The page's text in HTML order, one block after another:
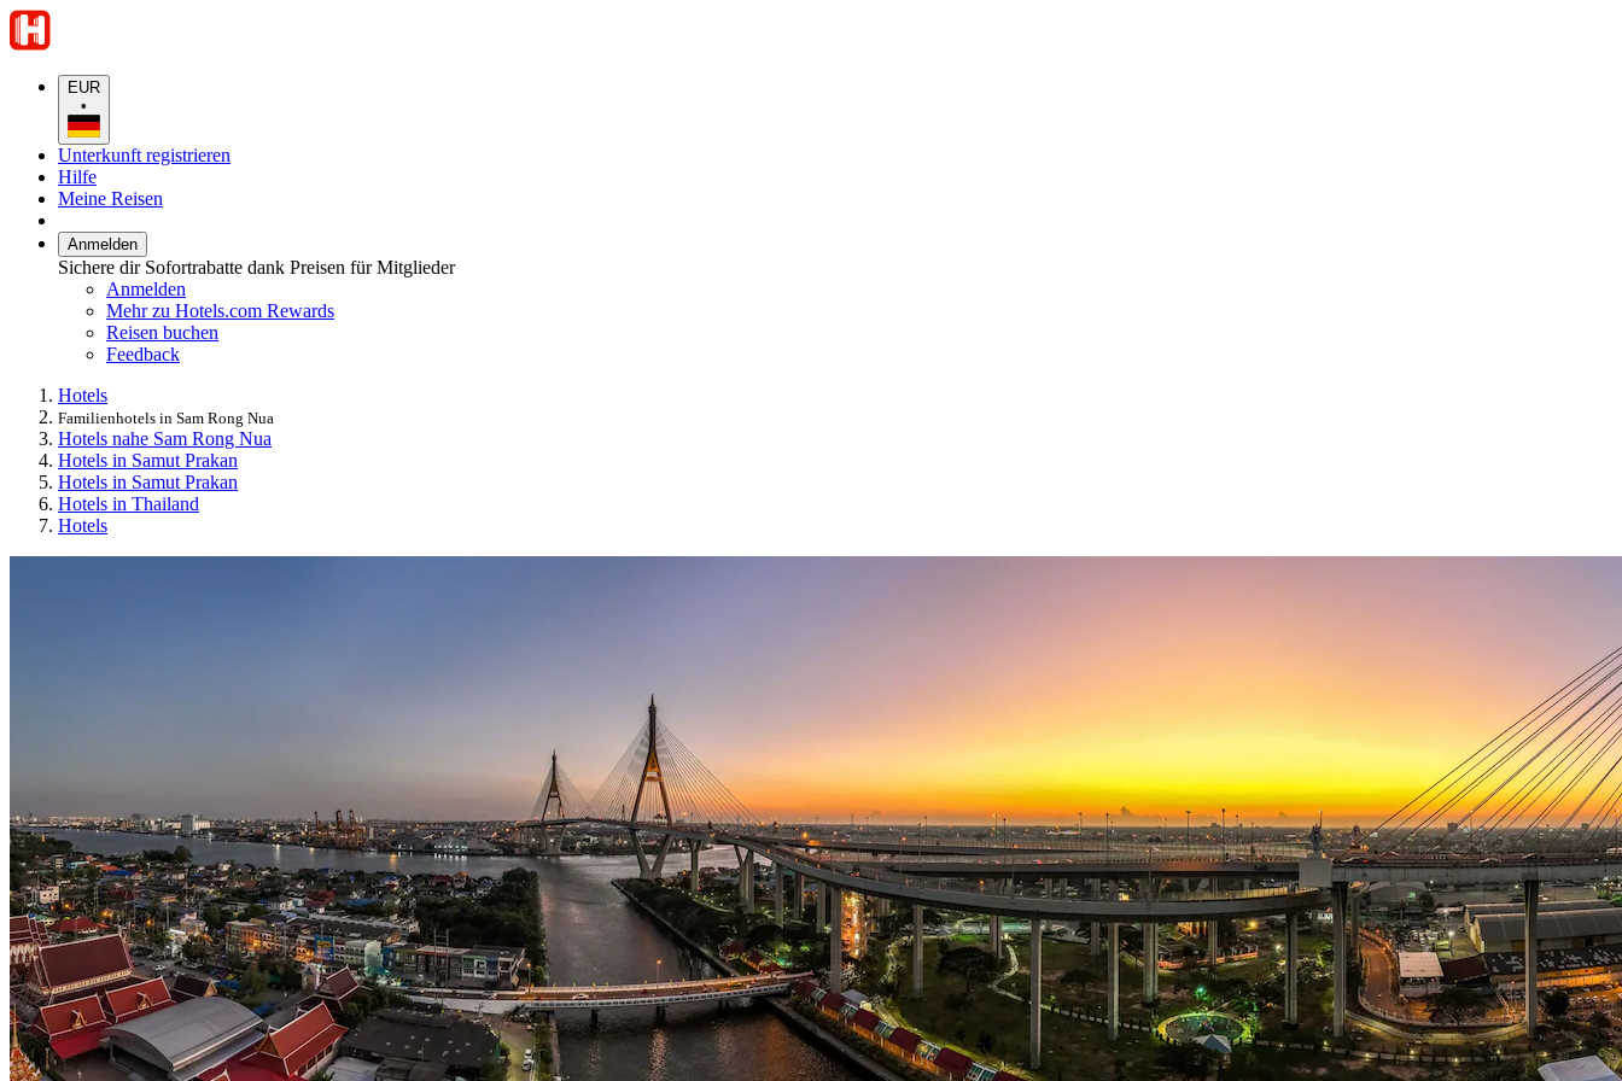
EUR
•
Unterkunft registrieren
Hilfe
Meine Reisen
Anmelden
Sichere dir Sofortrabatte dank Preisen für Mitglieder
Anmelden
Mehr zu Hotels.com Rewards
Reisen buchen
Feedback
Hotels
Familienhotels in Sam Rong Nua
Hotels nahe Sam Rong Nua
Hotels in Samut Prakan
Hotels in Samut Prakan
Hotels in Thailand
Hotels